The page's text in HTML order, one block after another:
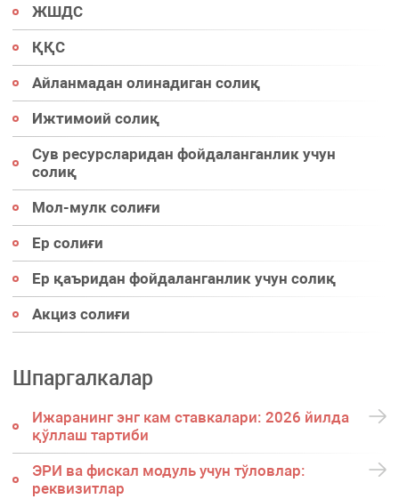
ЖШДС
ҚҚС
Айланмадан олинадиган солиқ
Ижтимоий солиқ
Сув ресурсларидан фойдаланганлик учун
солиқ
Мол-мулк солиғи
Ер солиғи
Ер қаъридан фойдаланганлик учун солиқ
Акциз солиғи
Шпаргалкалар
Ижаранинг энг кам ставкалари: 2026 йилда
қўллаш тартиби
ЭРИ ва фискал модуль учун тўловлар:
реквизитлар